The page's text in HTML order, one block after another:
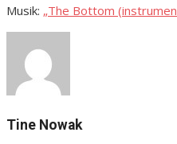
Musik: „The Bottom
Tine Nowak